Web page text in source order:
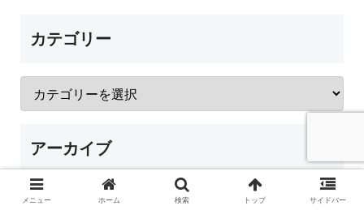
カテゴリー
アーカイブ
メニュー ホーム 検索 トップ サイドバー